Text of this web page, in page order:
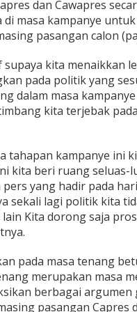
dan Cawapres
masa kampanye
pasangan calon
supaya kita menaikkan
pada politik yang
dalam masa
kita terjebak
tahapan kampanye ini
kita beri ruang seluas-
yang hadir pada
sekali lagi politik kita
Kita dorong saja
pada masa tenang
merupakan masa
berbagai argumen
pasangan Capres